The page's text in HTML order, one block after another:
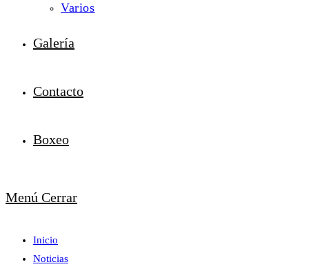
Varios
Galería
Contacto
Boxeo
Menú Cerrar
Inicio
Noticias